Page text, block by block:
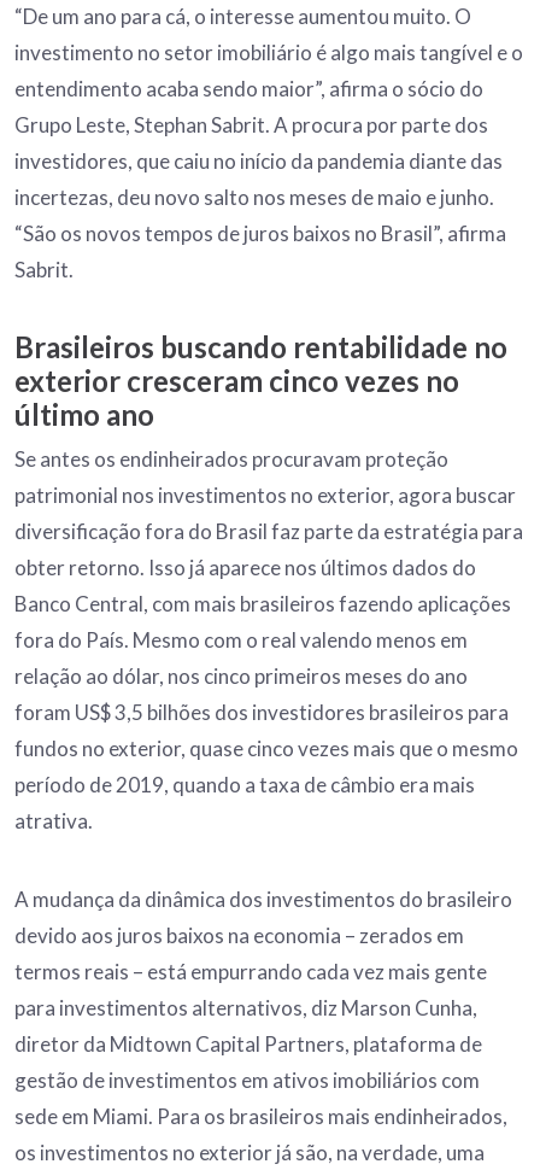
“De um ano para cá, o interesse aumentou muito. O
investimento no setor imobiliário é algo mais tangível e o
entendimento acaba sendo maior”, afirma o sócio do
Grupo Leste, Stephan Sabrit. A procura por parte dos
investidores, que caiu no início da pandemia diante das
incertezas, deu novo salto nos meses de maio e junho.
“São os novos tempos de juros baixos no Brasil”, afirma
Sabrit.
Brasileiros buscando rentabilidade no
exterior cresceram cinco vezes no
último ano
Se antes os endinheirados procuravam proteção
patrimonial nos investimentos no exterior, agora buscar
diversificação fora do Brasil faz parte da estratégia para
obter retorno. Isso já aparece nos últimos dados do
Banco Central, com mais brasileiros fazendo aplicações
fora do País. Mesmo com o real valendo menos em
relação ao dólar, nos cinco primeiros meses do ano
foram US$ 3,5 bilhões dos investidores brasileiros para
fundos no exterior, quase cinco vezes mais que o mesmo
período de 2019, quando a taxa de câmbio era mais
atrativa.
A mudança da dinâmica dos investimentos do brasileiro
devido aos juros baixos na economia – zerados em
termos reais – está empurrando cada vez mais gente
para investimentos alternativos, diz Marson Cunha,
diretor da Midtown Capital Partners, plataforma de
gestão de investimentos em ativos imobiliários com
sede em Miami. Para os brasileiros mais endinheirados,
os investimentos no exterior já são, na verdade, uma